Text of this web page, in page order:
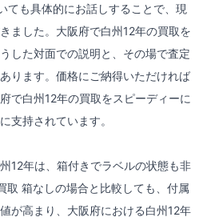
ても具体的にお話しすることで、現
ました。大阪府で白州12年の買取を
した対面での説明と、その場で査定
ります。価格にご納得いただければ
で白州12年の買取をスピーディーに
支持されています。
12年は、箱付きでラベルの状態も非
取 箱なしの場合と比較しても、付属
が高まり、大阪府における白州12年